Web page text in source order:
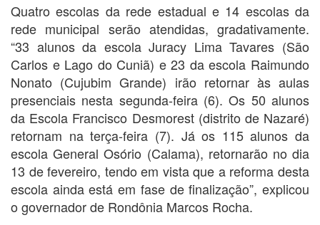
Quatro escolas da rede estadual e 14 escolas da
rede municipal serão atendidas, gradativamente.
“33 alunos da escola Juracy Lima Tavares (São
Carlos e Lago do Cuniã) e 23 da escola Raimundo
Nonato (Cujubim Grande) irão retornar às aulas
presenciais nesta segunda-feira (6). Os 50 alunos
da Escola Francisco Desmorest (distrito de Nazaré)
retornam na terça-feira (7). Já os 115 alunos da
escola General Osório (Calama), retornarão no dia
13 de fevereiro, tendo em vista que a reforma desta
escola ainda está em fase de finalização”, explicou
o governador de Rondônia Marcos Rocha.